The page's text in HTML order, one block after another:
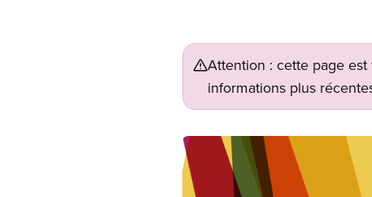
Attention : cette page
informations plus
Image